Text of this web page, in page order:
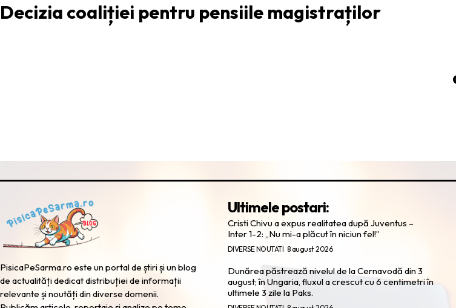
Decizia coaliției pentru pensiile magistraților
PisicaPeSarma.ro este un portal de știri și un blog
de actualități dedicat distribuției de informații
relevante și noutăți din diverse domenii.
Ultimele postari:
Cristi Chivu a expus realitatea după Juventus –
Inter 1-2: „Nu mi-a plăcut în niciun fel!”
DIVERSE NOUTATI 8 august 2026
Dunărea păstrează nivelul de la Cernavodă din 3
august; în Ungaria, fluxul a crescut cu 6 centimetri în
ultimele 3 zile la Paks.